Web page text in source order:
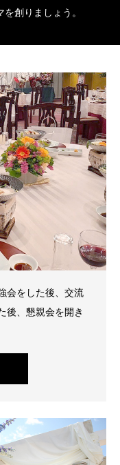
創りましょう。
会をした後、交流
後、懇親会を開き